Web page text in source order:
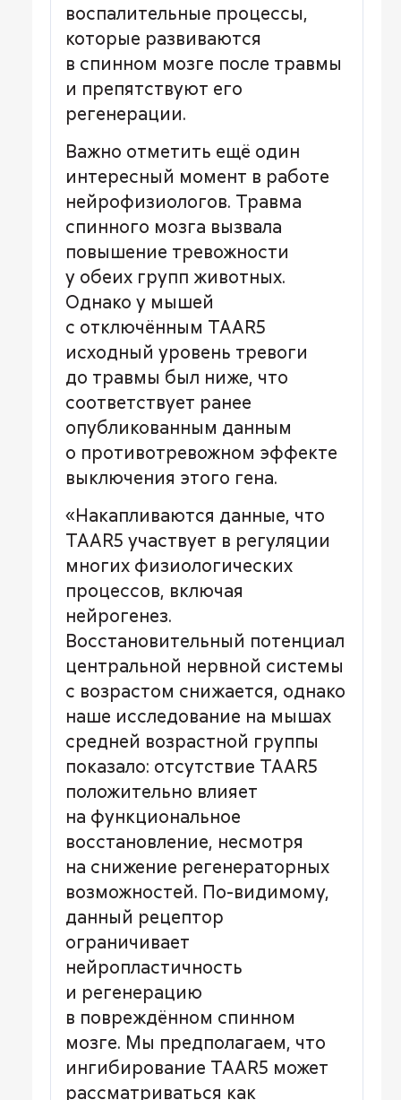
воспалительные процессы,
которые развиваются
в спинном мозге после травмы
и препятствуют его
регенерации.
Важно отметить ещё один
интересный момент в работе
нейрофизиологов. Травма
спинного мозга вызвала
повышение тревожности
у обеих групп животных.
Однако у мышей
с отключённым TAAR5
исходный уровень тревоги
до травмы был ниже, что
соответствует ранее
опубликованным данным
о противотревожном эффекте
выключения этого гена.
«Накапливаются данные, что
TAAR5 участвует в регуляции
многих физиологических
процессов, включая
нейрогенез.
Восстановительный потенциал
центральной нервной системы
с возрастом снижается, однако
наше исследование на мышах
средней возрастной группы
показало: отсутствие TAAR5
положительно влияет
на функциональное
восстановление, несмотря
на снижение регенераторных
возможностей. По-видимому,
данный рецептор
ограничивает
нейропластичность
и регенерацию
в повреждённом спинном
мозге. Мы предполагаем, что
ингибирование TAAR5 может
рассматриваться как